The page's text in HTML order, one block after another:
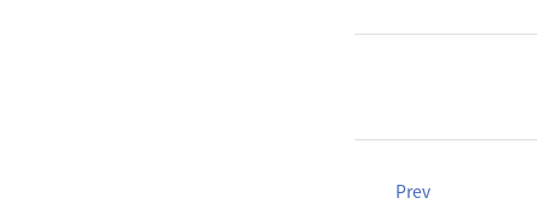
Prev